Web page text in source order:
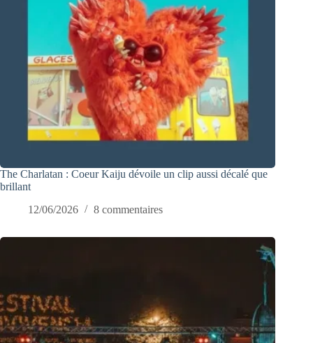
The Charlatan : Coeur Kaiju dévoile un clip aussi décalé que
brillant
12/06/2026
8 commentaires